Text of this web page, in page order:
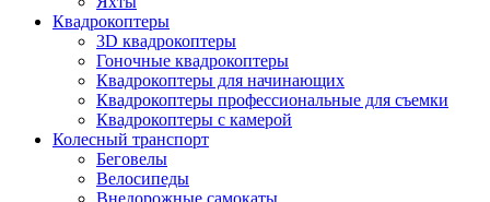
Квадрокоптеры
3D квадрокоптеры
Гоночные квадрокоптеры
Квадрокоптеры для начинающих
Квадрокоптеры профессиональные для съемки
Квадрокоптеры с камерой
Колесный транспорт
Беговелы
Велосипеды
Внедорожные самокаты